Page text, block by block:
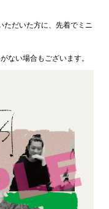
ただいた方に、先着でミニ
ない場合もございます。